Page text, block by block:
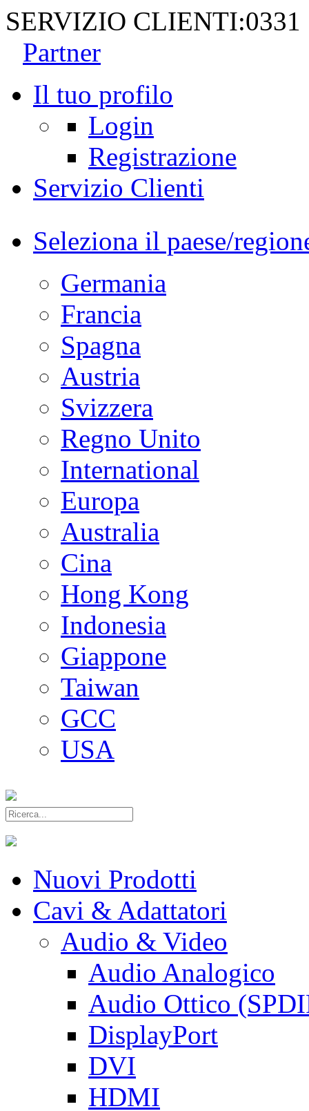
SERVIZIO CLIENTI:0331
Partner
Il tuo profilo
Login
Registrazione
Servizio Clienti
Seleziona il paese/
Germania
Francia
Spagna
Austria
Svizzera
Regno Unito
International
Europa
Australia
Cina
Hong Kong
Indonesia
Giappone
Taiwan
GCC
USA
Nuovi Prodotti
Cavi & Adattatori
Audio & Video
Audio Analogico
Audio Ottico
DisplayPort
DVI
HDMI